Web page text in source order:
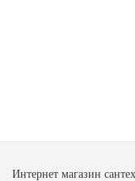
Интернет магазин